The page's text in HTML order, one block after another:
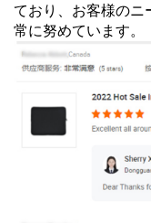
ており、お客様のニ
常に努めています。